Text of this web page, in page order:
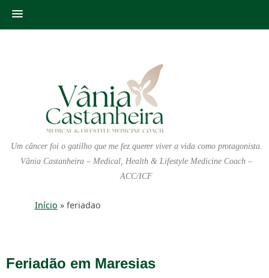
Um câncer foi o gatilho que me fez querer viver a vida como protagonista.
Vânia Castanheira – Medical, Health & Lifestyle Medicine Coach –
ACC/ICF
Início » feriadao
Feriadão em Maresias